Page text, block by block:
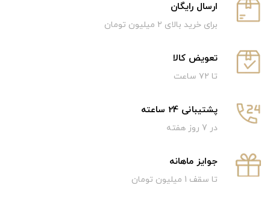
ارسال رایگان
برای خرید بالای ۲ میلیون تومان
تعویض کالا
تا ۷۲ ساعت
پشتیبانی 24 ساعته
در 7 روز هفته
جوایز ماهانه
تا سقف 1 میلیون تومان